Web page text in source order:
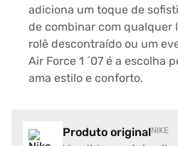
adiciona um toque de
de combinar com qualquer
rolê descontraído ou um
Air Force 1 ´07 é a escolha
ama estilo e conforto.
Produto originalNIKE